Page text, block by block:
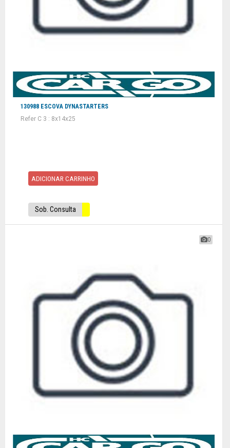
130988 ESCOVA DYNASTARTERS
Refer C 3 : 8x14x25
ADICIONAR CARRINHO
Sob. Consulta
0